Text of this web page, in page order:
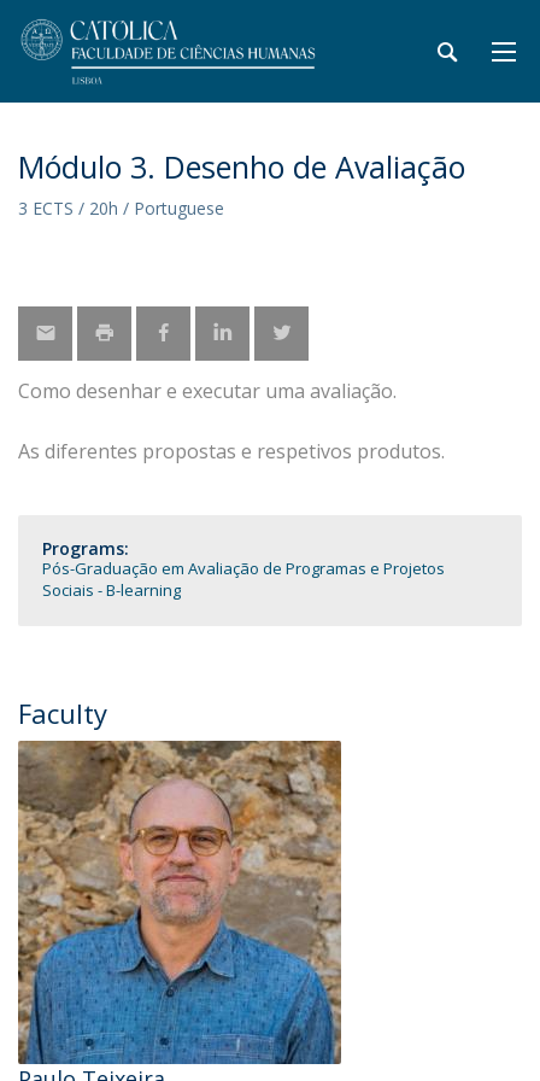
Módulo 3. Desenho de Avaliação
3 ECTS / 20h / Portuguese
Como desenhar e executar uma avaliação.
As diferentes propostas e respetivos produtos.
Programs:
Pós-Graduação em Avaliação de Programas e Projetos
Sociais - B-learning
Faculty